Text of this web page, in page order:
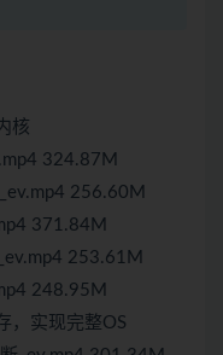
核
324.87M
256.60M
371.84M
253.61M
248.95M
，实现完整OS